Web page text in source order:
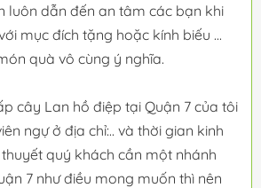
luôn dẫn đến an tâm các bạn khi
mục đích tặng hoặc kính biếu ...
quà vô cùng ý nghĩa.
cây Lan hồ điệp tại Quận 7 của tôi
ngự ở địa chỉ:.. và thời gian kinh
quý khách cần một nhánh
7 như điều mong muốn thì nên